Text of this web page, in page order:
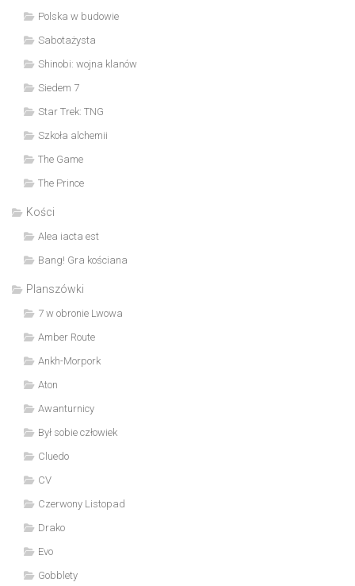
Polska w budowie
Sabotażysta
Shinobi: wojna klanów
Siedem 7
Star Trek: TNG
Szkoła alchemii
The Game
The Prince
Kości
Alea iacta est
Bang! Gra kościana
Planszówki
7 w obronie Lwowa
Amber Route
Ankh-Morpork
Aton
Awanturnicy
Był sobie człowiek
Cluedo
CV
Czerwony Listopad
Drako
Evo
Gobblety